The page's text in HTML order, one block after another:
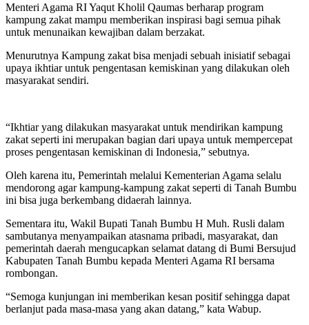
Menteri Agama RI Yaqut Kholil Qaumas berharap program
kampung zakat mampu memberikan inspirasi bagi semua pihak
untuk menunaikan kewajiban dalam berzakat.
Menurutnya Kampung zakat bisa menjadi sebuah inisiatif sebagai
upaya ikhtiar untuk pengentasan kemiskinan yang dilakukan oleh
masyarakat sendiri.
“Ikhtiar yang dilakukan masyarakat untuk mendirikan kampung
zakat seperti ini merupakan bagian dari upaya untuk mempercepat
proses pengentasan kemiskinan di Indonesia,” sebutnya.
Oleh karena itu, Pemerintah melalui Kementerian Agama selalu
mendorong agar kampung-kampung zakat seperti di Tanah Bumbu
ini bisa juga berkembang didaerah lainnya.
Sementara itu, Wakil Bupati Tanah Bumbu H Muh. Rusli dalam
sambutanya menyampaikan atasnama pribadi, masyarakat, dan
pemerintah daerah mengucapkan selamat datang di Bumi Bersujud
Kabupaten Tanah Bumbu kepada Menteri Agama RI bersama
rombongan.
“Semoga kunjungan ini memberikan kesan positif sehingga dapat
berlanjut pada masa-masa yang akan datang,” kata Wabup.